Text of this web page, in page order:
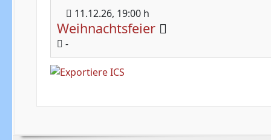
11.12.26, 19:00 h
Weihnachtsfeier
-